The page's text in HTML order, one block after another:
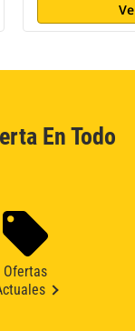
En Todo
Ofertas